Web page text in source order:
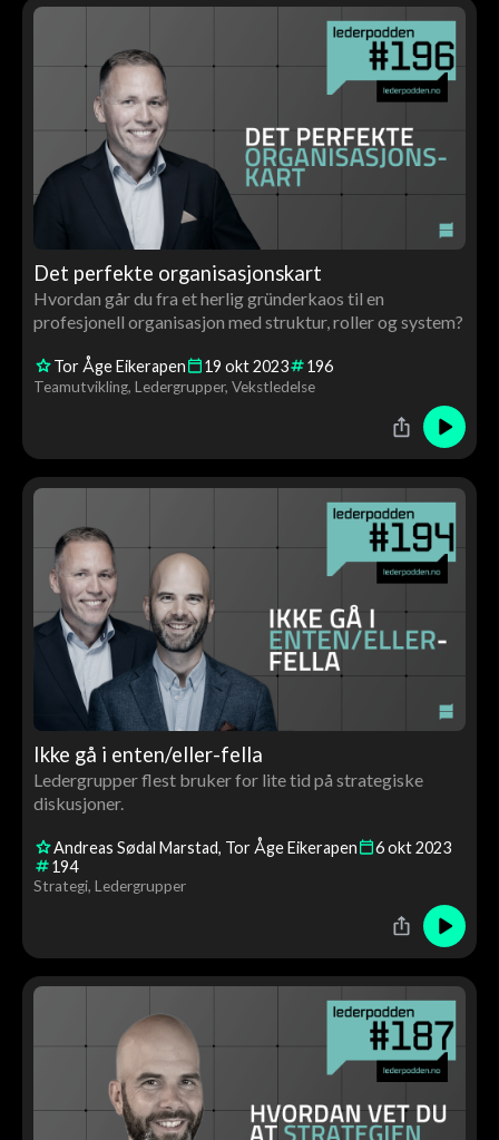
Det perfekte organisasjonskart
Hvordan går du fra et herlig gründerkaos til en
profesjonell organisasjon med struktur, roller og system?
Tor Åge Eikerapen 19 okt2023 196
Teamutvikling Ledergrupper Vekstledelse
Ikke gå i enten/eller-fella
Ledergrupper flest bruker for lite tid på strategiske
diskusjoner.
Andreas Sødal Marstad Tor Åge Eikerapen 6okt2023
194
Strategi Ledergrupper